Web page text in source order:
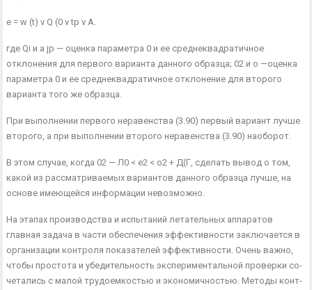
е = w (t) v Q (0 v tp v А.
где Qі и a jp — оценка параметра 0 и ее среднеквадратичное
отклонения для пер­вого варианта данного образца; 02 и о —оценка
параметра 0 и ее средне­квадратичное отклонение для второго
варианта того же образца.
При выполнении первого неравенства (3.90) первый вариант лучше
второго, а при выполнении второго неравенства (3.90) на­оборот.
В этом случае, когда 02 — Л0 < е2 < о2 + Д(Г, сделать вывод о том,
какой из рассматриваемых вариантов данного образца лучше, на
основе имеющейся информации невозможно.
На этапах производства и испытаний летательных аппаратов
главная задача в части обеспечения эффективности заключается в
организации контроля показателей эффективности. Очень важно,
чтобы простота и убедительность экспериментальной проверки со­
четались с малой трудоемкостью и экономичностью. Методы конт­